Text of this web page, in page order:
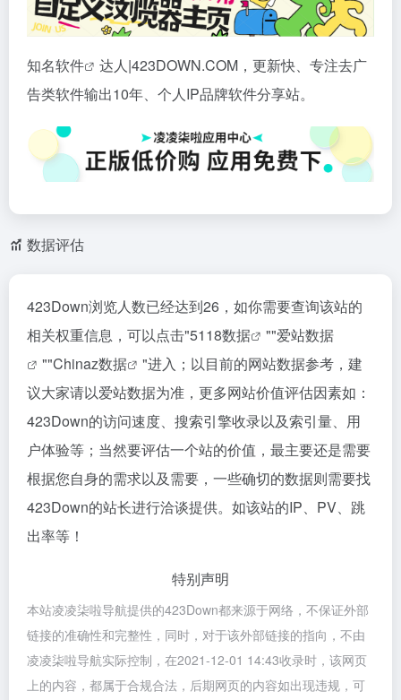
知名软件
达人|423DOWN.COM，更新快、专注去广
告类软件输出10年、个人IP品牌软件分享站。
数据评估
423Down浏览人数已经达到26，如你需要查询该站的
相关权重信息，可以点击"5118数据 ""爱站数据
""Chinaz数据
"进入；以目前的网站数据参考，建
议大家请以爱站数据为准，更多网站价值评估因素如：
423Down的访问速度、搜索引擎收录以及索引量、用
户体验等；当然要评估一个站的价值，最主要还是需要
根据您自身的需求以及需要，一些确切的数据则需要找
423Down的站长进行洽谈提供。如该站的IP、PV、跳
出率等！
特别声明
本站凌凌柒啦导航提供的423Down都来源于网络，不保证外部
链接的准确性和完整性，同时，对于该外部链接的指向，不由
凌凌柒啦导航实际控制，在2021-12-01 14:43收录时，该网页
上的内容，都属于合规合法，后期网页的内容如出现违规，可